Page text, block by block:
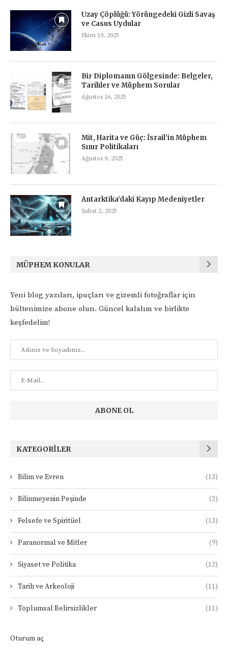
Uzay Çöplüğü: Yörüngedeki Gizli Savaş
ve Casus Uydular
Ekim 19, 2025
Bir Diplomanın Gölgesinde: Belgeler,
Tarihler ve Müphem Sorular
Ağustos 16, 2025
Mit, Harita ve Güç: İsrail’in Müphem
Sınır Politikaları
Ağustos 9, 2025
Antarktika’daki Kayıp Medeniyetler
Şubat 2, 2025
MÜPHEM KONULAR
Yeni blog yazıları, ipuçları ve gizemli fotoğraflar için
bültenimize abone olun. Güncel kalalım ve birlikte
keşfedelim!
KATEGORILER
Bilim ve Evren (13)
Bilinmeyenin Peşinde (2)
Felsefe ve Spiritüel (13)
Paranormal ve Mitler (9)
Siyaset ve Politika (12)
Tarih ve Arkeoloji (11)
Toplumsal Belirsizlikler (11)
Oturum aç